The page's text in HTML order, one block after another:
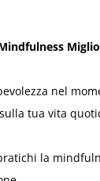
nel
tua vita
la